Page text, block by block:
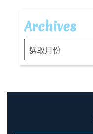
Archives
Archives